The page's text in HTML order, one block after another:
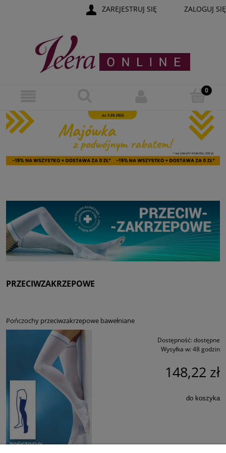
ZAREJESTRUJ SIĘ ZALOGUJ SIĘ
PRZECIWZAKRZEPOWE
Pończochy przeciwzakrzepowe bawełniane
Dostępność: dostępne
Wysyłka w: 48 godzin
148,22 zł
do koszyka